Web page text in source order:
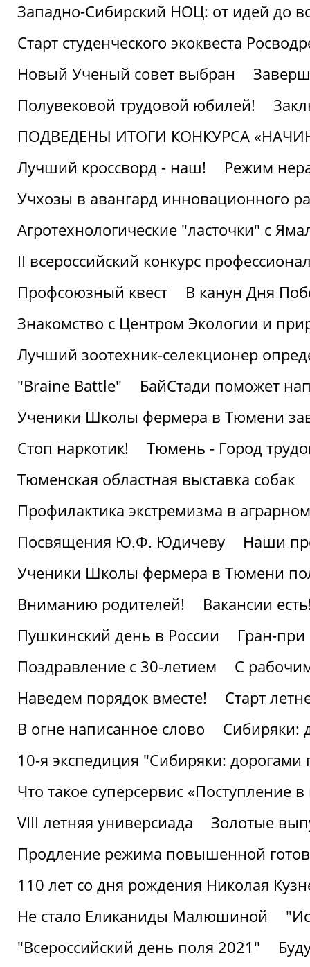
Западно-Сибирский НОЦ: от идей до
Старт студенческого экоквеста
Новый Ученый совет выбран
Полувековой трудовой юбилей!
ПОДВЕДЕНЫ ИТОГИ КОНКУРСА
Лучший кроссворд - наш!
Режим
Учхозы в авангард инновационного
Агротехнологические "ласточки" с
II всероссийский конкурс
Профсоюзный квест
В канун Дня
Знакомство с Центром Экологии и
Лучший зоотехник-селекционер
"Braine Battle"
БайСтади поможет
Ученики Школы фермера в Тюмени
Стоп наркотик!
Тюмень - Город
Тюменская областная выставка собак
Профилактика экстремизма в аграрном
Посвящения Ю.Ф. Юдичеву
Наши
Ученики Школы фермера в Тюмени
Вниманию родителей!
Вакансии
Пушкинский день в России
Гран-
Поздравление с 30-летием
С
Наведем порядок вместе!
Старт
В огне написанное слово
Сибиряки:
10-я экспедиция "Сибиряки: дорогами
Что такое суперсервис «Поступление
VIII летняя универсиада
Золотые
Продление режима повышенной
110 лет со дня рождения Николая
Не стало Еликаниды Малюшиной
"Всероссийский день поля 2021"